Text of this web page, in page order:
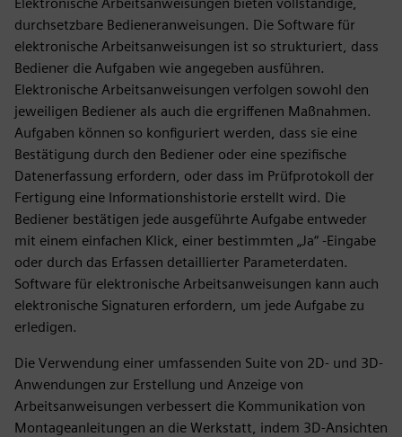
durchsetzbare Bedieneranweisungen. Die Software für
elektronische Arbeitsanweisungen ist so strukturiert, dass
Bediener die Aufgaben wie angegeben ausführen.
Elektronische Arbeitsanweisungen verfolgen sowohl den
jeweiligen Bediener als auch die ergriffenen Maßnahmen.
Aufgaben können so konfiguriert werden, dass sie eine
Bestätigung durch den Bediener oder eine spezifische
Datenerfassung erfordern, oder dass im Prüfprotokoll der
Fertigung eine Informationshistorie erstellt wird. Die
Bediener bestätigen jede ausgeführte Aufgabe entweder
mit einem einfachen Klick, einer bestimmten „Ja“ -Eingabe
oder durch das Erfassen detaillierter Parameterdaten.
Software für elektronische Arbeitsanweisungen kann auch
elektronische Signaturen erfordern, um jede Aufgabe zu
erledigen.
Die Verwendung einer umfassenden Suite von 2D- und 3D-
Anwendungen zur Erstellung und Anzeige von
Arbeitsanweisungen verbessert die Kommunikation von
Montageanleitungen an die Werkstatt, indem 3D-Ansichten